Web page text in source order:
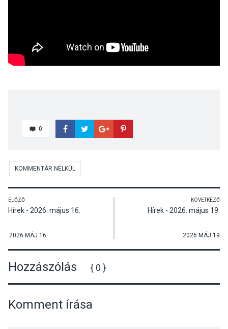
0
KOMMENTÁR NÉLKÜL
ELŐZŐ
Hírek - 2026. május 16.
2026 MÁJ 16
KÖVETKEZŐ
Hírek - 2026. május 19.
2026 MÁJ 19
Hozzászólás { 0 }
Komment írása